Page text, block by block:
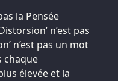
la Pensée
n’est pas
n’est pas un mot
chaque
élevée et la